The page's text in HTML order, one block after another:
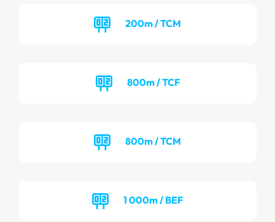
200m / TCM
800m / TCF
800m / TCM
1 000m / BEF